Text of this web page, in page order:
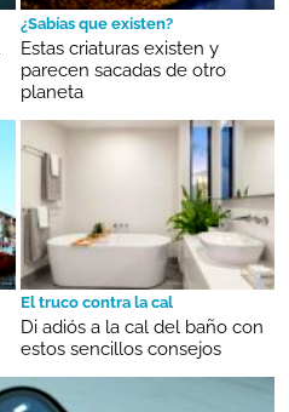
¿Sabías que existen?
Estas criaturas existen y
parecen sacadas de otro
planeta
El truco contra la cal
Di adiós a la cal del baño con
estos sencillos consejos